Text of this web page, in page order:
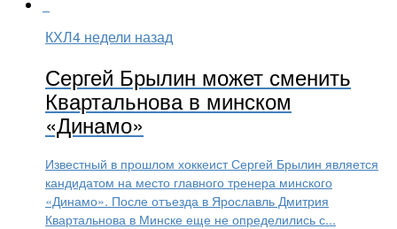
КХЛ4 недели назад
Сергей Брылин может сменить
Квартальнова в минском
«Динамо»
Известный в прошлом хоккеист Сергей Брылин является
кандидатом на место главного тренера минского
«Динамо». После отъезда в Ярославль Дмитрия
Квартальнова в Минске еще не определились с...